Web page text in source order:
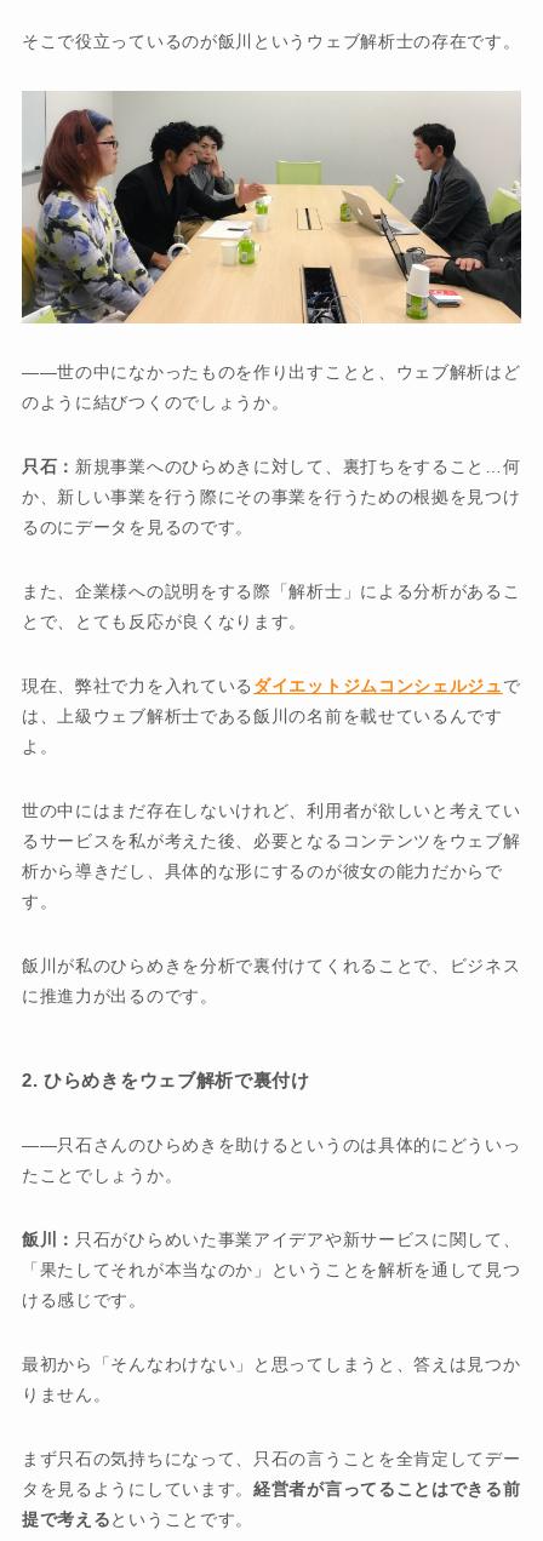
そこで役立っているのが飯川というウェブ解析士の存在です。
世の中になかったものを作り出すことと、ウェブ解析はど
のように結びつくのでしょうか。
只石： 新規事業へのひらめきに対して、裏打ちをすること…何
か、新しい事業を行う際にその事業を行うための根拠を見つけ
るのにデータを見るのです。
また、企業様への説明をする際「解析士」による分析があるこ
とで、とても反応が良くなります。
現在、弊社で力を入れている ダイエットジムコンシェルジュで
は、上級ウェブ解析士である飯川の名前を載せているんです
よ。
世の中にはまだ存在しないけれど、利用者が欲しいと考えてい
るサービスを私が考えた後、必要となるコンテンツをウェブ解
析から導きだし、具体的な形にするのが彼女の能力だからで
す。
飯川が私のひらめきを分析で裏付けてくれることで、ビジネス
に推進力が出るのです。
2. ひらめきをウェブ解析で裏付け
只石さんのひらめきを助けるというのは具体的にどういっ
たことでしょうか。
飯川： 只石がひらめいた事業アイデアや新サービスに関して、
「果たしてそれが本当なのか」ということを解析を通して見つ
ける感じです。
最初から「そんなわけない」と思ってしまうと、答えは見つか
りません。
まず只石の気持ちになって、只石の言うことを全肯定してデー
タを見るようにしています。経営者が言ってることはできる前
提で考えるということです。